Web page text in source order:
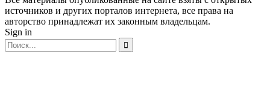
источников и других порталов интернета, все права на
авторство принадлежат их законным владельцам.
Sign in